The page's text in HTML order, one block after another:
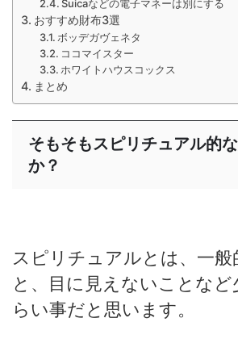
Suicaなどの電子マネーは別にする
おすすめ財布3選
ボッデガヴェネタ
ココマイスター
ホワイトハウスコックス
まとめ
そもそもスピリチュアル的
か？
スピリチュアルとは、一般
と、目に見えないことな
らい事だと思います。